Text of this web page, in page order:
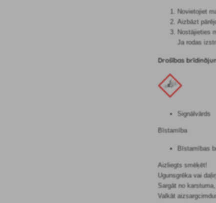
Novietojiet
Aizbāzt
Nostājieties
Ja rodas
Drošības
Signālvārds
Bīstamība
Bīstamības
Aizliegts smēķēt!
Ugunsgrēka vai
Sargāt no
Valkāt